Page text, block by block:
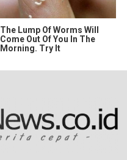
The Lump Of Worms Will
Come Out Of You In The
Morning. Try It